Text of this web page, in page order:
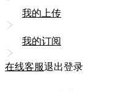
我的上传
我的订阅
在线客服退出登录